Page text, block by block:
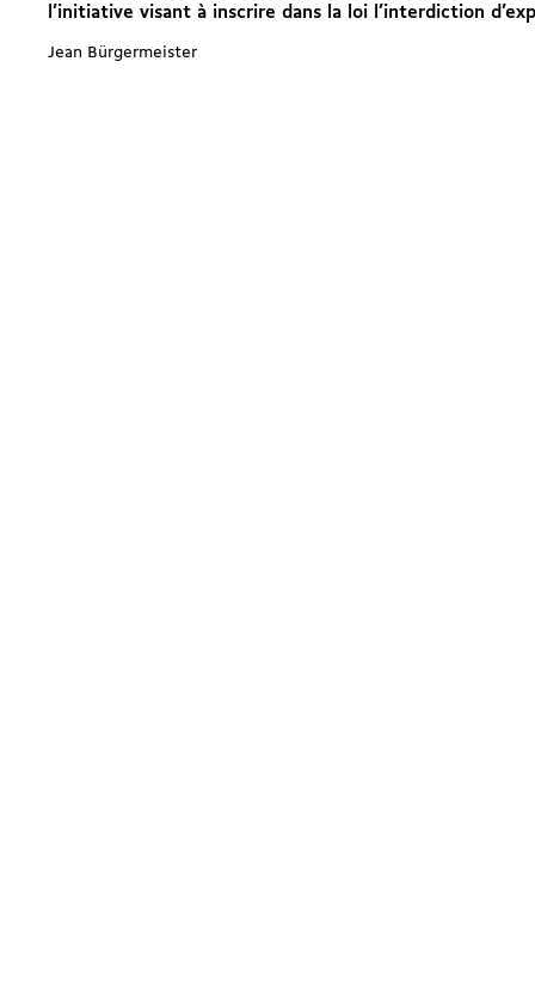
l’initiative visant à inscrire dans la loi l’interdiction
Jean Bürgermeister